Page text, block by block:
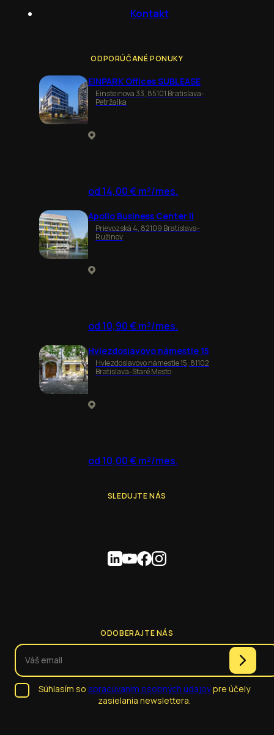
Kontakt
ODPORÚČANÉ PONUKY
EINPARK Offices SUBLEASE
Einsteinova 33, 85101 Bratislava-
Petržalka
od 14,00 € m²/mes.
Apollo Business Center II
Prievozská 4, 82109 Bratislava-
Ružinov
od 10,90 € m²/mes.
Hviezdoslavovo námestie 15
Hviezdoslavovo námestie 15, 81102
Bratislava-Staré Mesto
od 10,00 € m²/mes.
SLEDUJTE NÁS
ODOBERAJTE NÁS
Súhlasím so spracúvaním osobných údajovpre účely
zasielania newslettera.